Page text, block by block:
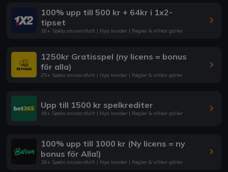
100% upp till 500 kr + 64kr i 1x2-
tipset
18+ Spela ansvarsfullt | Nya kunder | Regler & villkor gäller
1250kr Gratisspel (ny licens = bonus
för alla)
25+ Spela ansvarsfullt | Nya kunder | Regler & villkor gäller
Upp till 1500 kr spelkrediter
18+ Spela ansvarsfullt | Nya kunder | Regler & villkor gäller
100% upp till 1000 kr (Ny licens = ny
bonus för Alla!)
18+ Spela ansvarsfullt | Nya kunder | Regler & villkor gäller